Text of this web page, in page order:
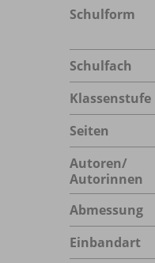
Schulform
Schulfach
Klassenstufe
Seiten
Autoren/
Autorinnen
Abmessung
Einbandart